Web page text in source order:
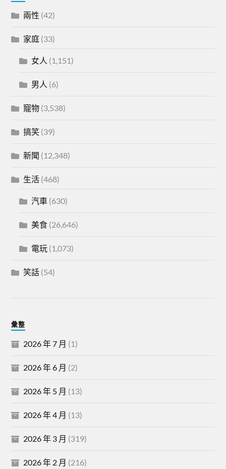
兩性 (42)
家庭 (33)
女人 (1,151)
男人 (6)
寵物 (3,538)
搞笑 (39)
新聞 (12,348)
生活 (468)
汽車 (630)
美食 (26,646)
電玩 (1,073)
笑話 (54)
彙整
2026 年 7 月 (1)
2026 年 6 月 (2)
2026 年 5 月 (13)
2026 年 4 月 (13)
2026 年 3 月 (319)
2026 年 2 月 (216)